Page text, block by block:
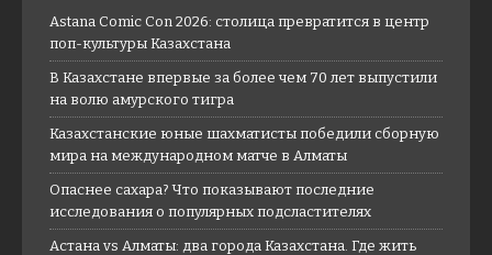
Astana Comic Con 2026: столица превратится в центр
поп-культуры Казахстана
В Казахстане впервые за более чем 70 лет выпустили
на волю амурского тигра
Казахстанские юные шахматисты победили сборную
мира на международном матче в Алматы
Опаснее сахара? Что показывают последние
исследования о популярных подсластителях
Астана vs Алматы: два города Казахстана. Где жить